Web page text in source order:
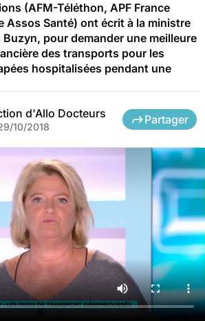
(AFM-Téléthon, APF France
Assos Santé) ont écrit à la ministre
pour demander une meilleure
des transports pour les
hospitalisées pendant une
d'Allo Docteurs
10/2018
Partager